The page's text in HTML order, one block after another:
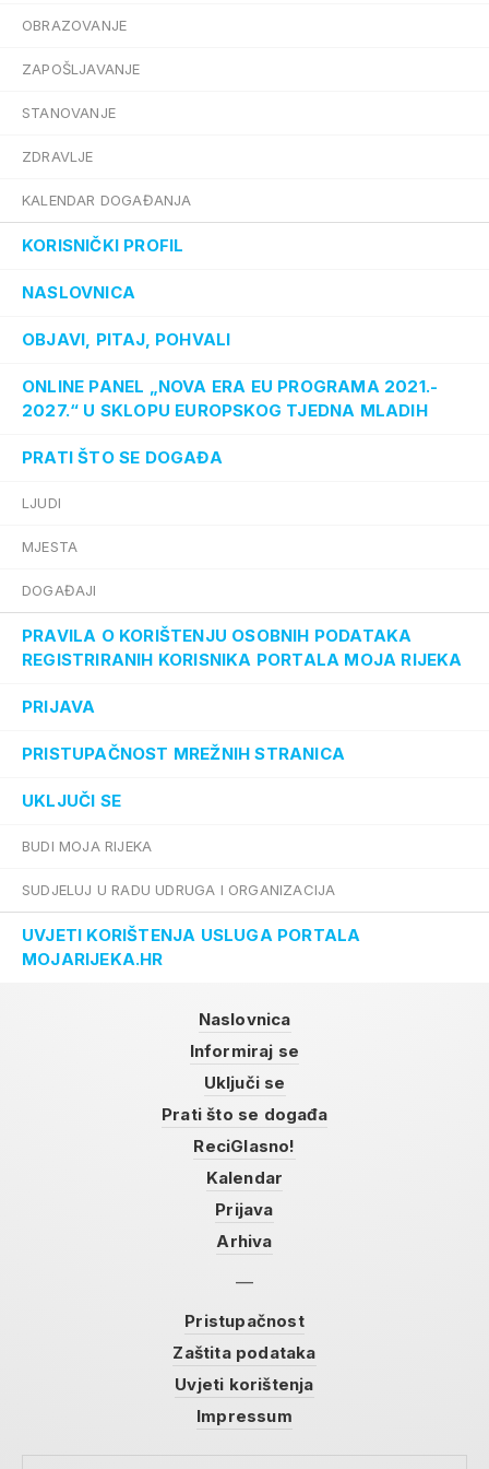
OBRAZOVANJE
ZAPOŠLJAVANJE
STANOVANJE
ZDRAVLJE
KALENDAR DOGAĐANJA
KORISNIČKI PROFIL
NASLOVNICA
OBJAVI, PITAJ, POHVALI
ONLINE PANEL „NOVA ERA EU PROGRAMA 2021.-
2027.“ U SKLOPU EUROPSKOG TJEDNA MLADIH
PRATI ŠTO SE DOGAĐA
LJUDI
MJESTA
DOGAĐAJI
PRAVILA O KORIŠTENJU OSOBNIH PODATAKA
REGISTRIRANIH KORISNIKA PORTALA MOJA RIJEKA
PRIJAVA
PRISTUPAČNOST MREŽNIH STRANICA
UKLJUČI SE
BUDI MOJA RIJEKA
SUDJELUJ U RADU UDRUGA I ORGANIZACIJA
UVJETI KORIŠTENJA USLUGA PORTALA
MOJARIJEKA.HR
Naslovnica
Informiraj se
Uključi se
Prati što se događa
ReciGlasno!
Kalendar
Prijava
Arhiva
Pristupačnost
Zaštita podataka
Uvjeti korištenja
Impressum